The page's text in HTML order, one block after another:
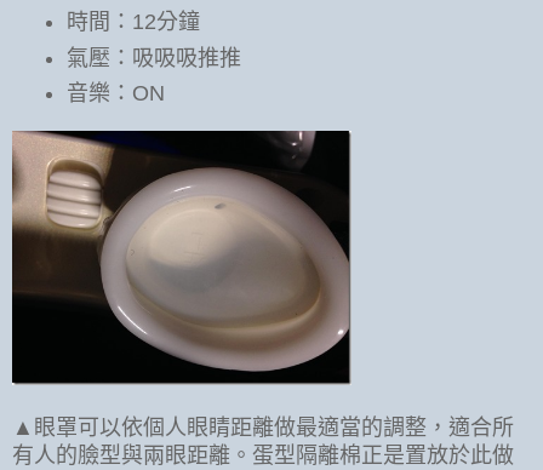
時間：12分鐘
氣壓：吸吸吸推推
音樂：ON
▲眼罩可以依個人眼睛距離做最適當的調整，適合所
有人的臉型與兩眼距離。蛋型隔離棉正是置放於此做